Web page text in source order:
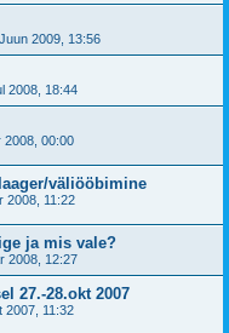
2009, 13:56
2008, 18:44
2008, 00:00
väliööbimine
2008, 11:22
ja mis vale?
2008, 12:27
27.-28.okt 2007
2007, 11:32